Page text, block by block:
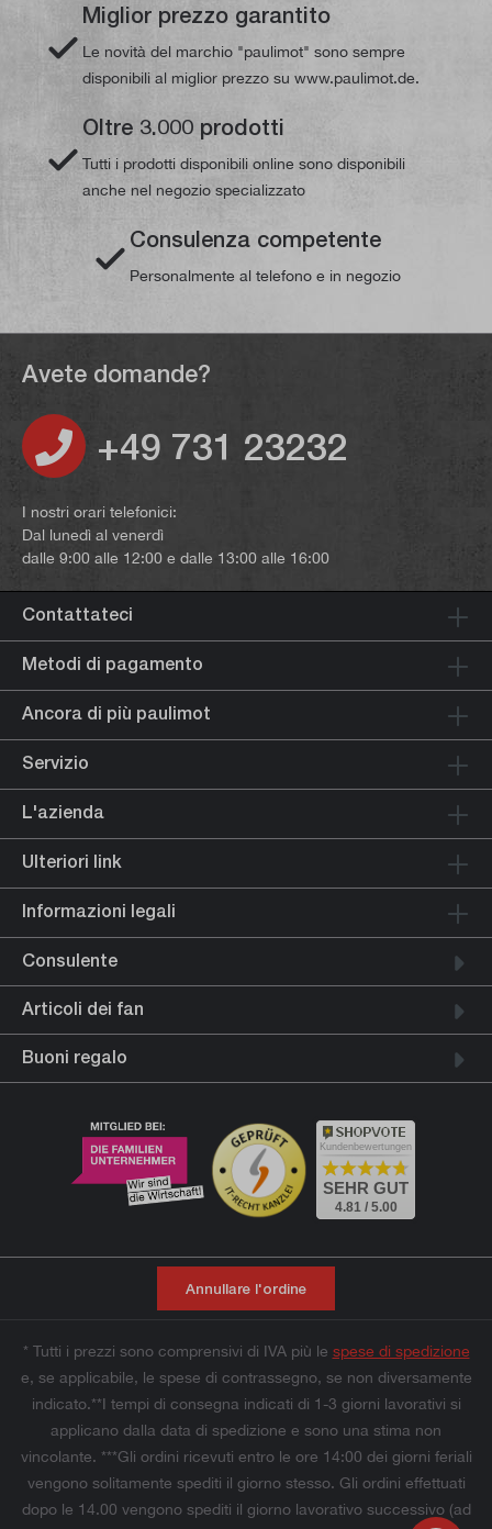
Miglior prezzo garantito
Le novità del marchio "paulimot" sono sempre
disponibili al miglior prezzo su www.paulimot.de.
Oltre 3.000 prodotti
Tutti i prodotti disponibili online sono disponibili
anche nel negozio specializzato
Consulenza competente
Personalmente al telefono e in negozio
Avete domande?
+49 731 23232
I nostri orari telefonici:
Dal lunedì al venerdì
dalle 9:00 alle 12:00 e dalle 13:00 alle 16:00
Contattateci
Metodi di pagamento
Ancora di più paulimot
Servizio
L'azienda
Ulteriori link
Informazioni legali
Consulente
Articoli dei fan
Buoni regalo
Kundenbewertungen
SEHR GUT
4.81 / 5.00
Annullare l'ordine
* Tutti i prezzi sono comprensivi di IVA più le spese di spedizione
e, se applicabile, le spese di contrassegno, se non diversamente
indicato.**I tempi di consegna indicati di 1-3 giorni lavorativi si
applicano dalla data di spedizione e sono una stima non
vincolante. ***Gli ordini ricevuti entro le ore 14:00 dei giorni feriali
vengono solitamente spediti il giorno stesso. Gli ordini effettuati
dopo le 14.00 vengono spediti il giorno lavorativo successivo (ad